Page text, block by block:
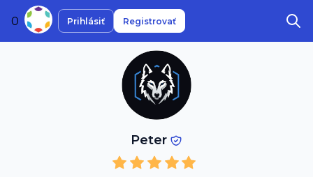
0 Prihlásiť Registrovať
Peter